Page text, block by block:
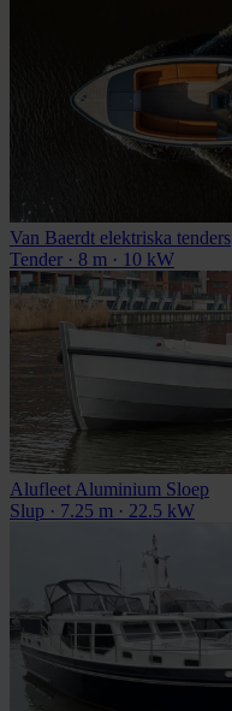
Van Baerdt elektriska tenders
Tender · 8 m · 10 kW
Alufleet Aluminium Sloep
Slup · 7.25 m · 22.5 kW